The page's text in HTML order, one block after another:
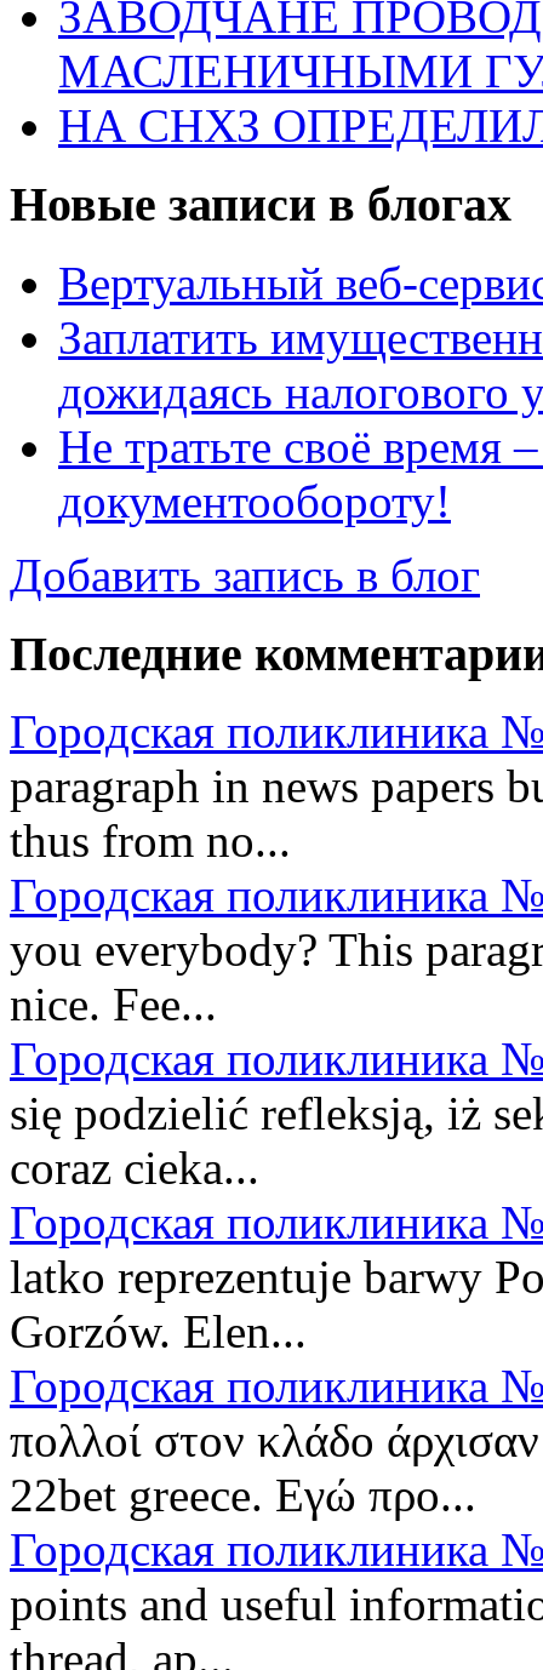
ЗАВОДЧАНЕ
МАСЛЕНИЧНЫМИ
НА СНХЗ
Новые записи в блогах
Вертуальный веб-
Заплатить
дожидаясь налогового
Не тратьте своё время
документообороту!
Добавить запись в блог
Последние
Городская поликлиника
paragraph in news papers
thus from no...
Городская поликлиника
you everybody? This
nice. Fee...
Городская поликлиника
się podzielić refleksją, iż
coraz cieka...
Городская поликлиника
latko reprezentuje barwy
Gorzów. Elen...
Городская поликлиника
πολλοί στον κλάδο
22bet greece. Εγώ προ...
Городская поликлиника
points and useful
thread, ap...